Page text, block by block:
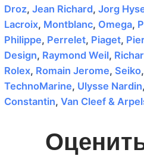
Droz, Jean Richard, Jorg
Lacroix, Montblanc, Omega,
Philippe, Perrelet, Piaget,
Design, Raymond Weil,
Rolex, Romain Jerome, Seiko,
TechnoMarine, Ulysse Nardin,
Constantin, Van Cleef &